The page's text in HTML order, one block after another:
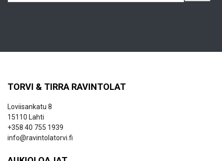
TORVI & TIRRA RAVINTOLAT
Loviisankatu 8
15110 Lahti
+358 40 755 1939
info@ravintolatorvi.fi